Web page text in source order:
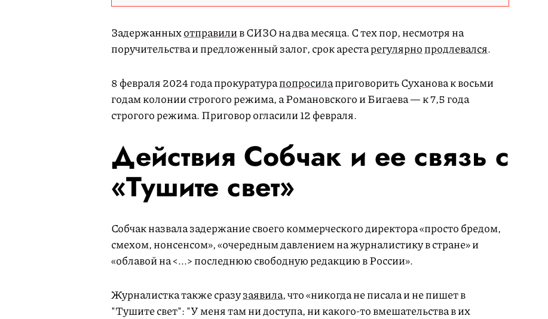
Задержанныхотправилив СИЗО на два месяца. С тех пор, несмотря на
поручительства и предложенный залог, срок арестарегулярнопродлевался.
8 февраля 2024 года прокуратурапопросилаприговорить Суханова к восьми
годам колонии строгого режима, а Романовского и Бигаева — к 7,5 года
строгого режима. Приговор огласили 12 февраля.
Действия Собчак и ее связь с
«Тушите свет»
Собчак назвала задержание своего коммерческого директора «просто бредом,
смехом, нонсенсом», «очередным давлением на журналистику в стране» и
«облавой на <...> последнюю свободную редакцию в России».
Журналистка также сразузаявила, что «никогда не писала и не пишет в
"Тушите свет": "У меня там ни доступа, ни какого-то вмешательства в их